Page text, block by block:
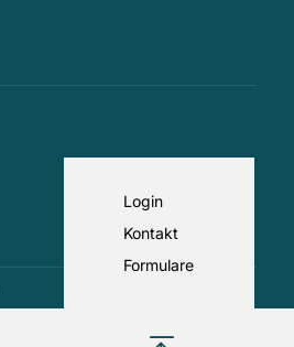
Login
Kontakt
Formulare